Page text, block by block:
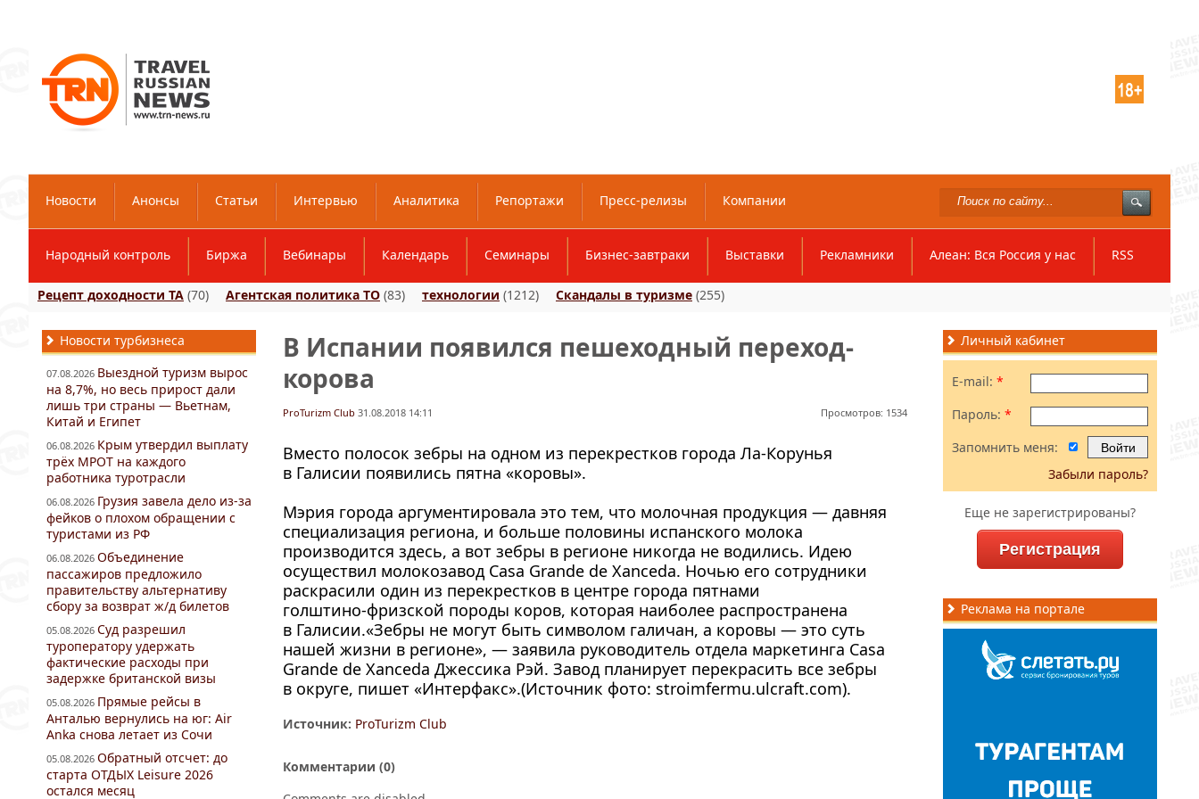
Новости Анонсы Статьи Интервью Аналитика Репортажи Пресс-релизы Компании
Народный контроль Биржа Вебинары Календарь Семинары Бизнес-завтраки Выставки Рекламники Алеан: Вся Россия у нас RSS
Рецепт доходности ТА (70) Агентская политика ТО (83) технологии (1212) Скандалы в туризме (255)
В Испании появился пешеходный переход-
корова
ProTurizm Club 31.08.2018 14:11 Просмотров: 1534
Вместо полосок зебры на одном из перекрестков города Ла-Корунья
в Галисии появились пятна «коровы».
Мэрия города аргументировала это тем, что молочная продукция — давняя
специализация региона, и больше половины испанского молока
производится здесь, а вот зебры в регионе никогда не водились. Идею
осуществил молокозавод Casa Grande de Xanceda. Ночью его сотрудники
раскрасили один из перекрестков в центре города пятнами
голштино-фризской породы коров, которая наиболее распространена
в Галисии.«Зебры не могут быть символом галичан, а коровы — это суть
нашей жизни в регионе», — заявила руководитель отдела маркетинга Casa
Grande de Xanceda Джессика Рэй. Завод планирует перекрасить все зебры
в округе, пишет «Интерфакс».(Источник фото: stroimfermu.ulcraft.com).
Источник: ProTurizm Club
Комментарии (0)
Новости турбизнеса
07.08.2026 Выездной туризм вырос
на 8,7%, но весь прирост дали
лишь три страны — Вьетнам,
Китай и Египет
06.08.2026 Крым утвердил выплату
трёх МРОТ на каждого
работника туротрасли
06.08.2026 Грузия завела дело из-за
фейков о плохом обращении с
туристами из РФ
06.08.2026 Объединение
пассажиров предложило
правительству альтернативу
сбору за возврат ж/д билетов
05.08.2026 Суд разрешил
туроператору удержать
фактические расходы при
задержке британской визы
05.08.2026 Прямые рейсы в
Анталью вернулись на юг: Air
Anka снова летает из Сочи
05.08.2026 Обратный отсчет: до
старта ОТДЫХ Leisure 2026
остался месяц
Личный кабинет
E-mail: *
Пароль: *
Запомнить меня:
Забыли пароль?
Еще не зарегистрированы?
Регистрация
Реклама на портале